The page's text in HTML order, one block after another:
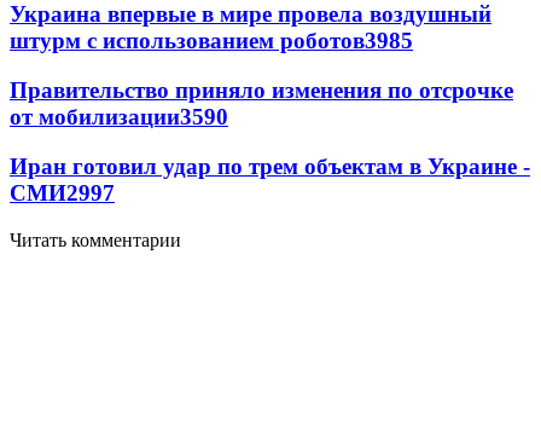
Украина впервые в мире провела воздушный
штурм с использованием роботов3985
Правительство приняло изменения по отсрочке
от мобилизации3590
Иран готовил удар по трем объектам в Украине -
СМИ2997
Читать комментарии